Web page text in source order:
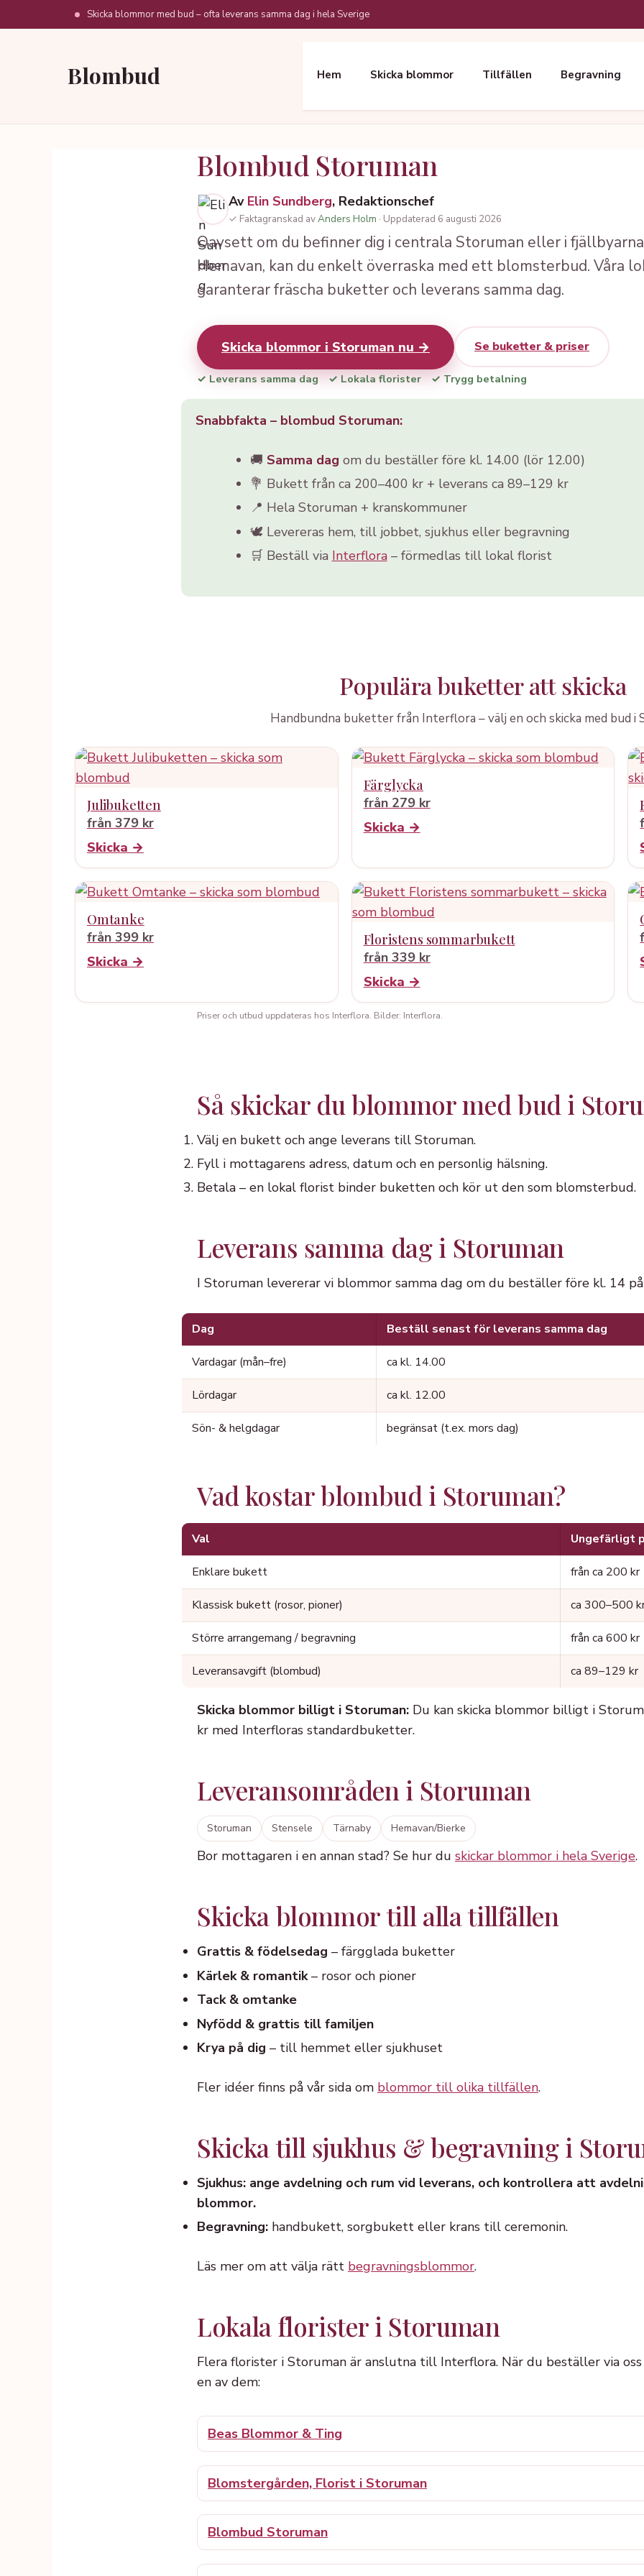
till
Skicka blommor med bud – ofta leverans samma dag i hela Sverige
Blombud Hem Skicka blommor Tillfällen Begravning
Blombud Storuman
Av Elin Sundberg, Redaktionschef
✓ Faktagranskad avAnders Holm · Uppdaterad 6 augusti 2026
Oavsett om du befinner dig i centrala Storuman eller i
Hemavan, kan du enkelt överraska med ett blomsterbud. Våra
garanterar fräscha buketter och leverans samma dag.
Skicka blommor i Storuman nu → Se buketter & priser
✓ Leverans samma dag ✓ Lokala florister ✓ Trygg betalning
Snabbfakta – blombud Storuman:
🚚 Samma dag om du beställer före kl. 14.00 (lör 12.00)
💐 Bukett från ca 200–400 kr + leverans ca 89–129 kr
📍 Hela Storuman + kranskommuner
🕊️ Levereras hem, till jobbet, sjukhus eller begravning
🛒 Beställ via Interflora– förmedlas till lokal florist
Populära buketter att skicka
Handbundna buketter från Interflora – välj en och skicka med bud i
Julibuketten
från 379 kr
Skicka →
Färglycka
från 279 kr
Skicka →
Omtanke
från 399 kr
Skicka →
Floristens sommarbukett
från 339 kr
Skicka →
Priser och utbud uppdateras hos Interflora. Bilder: Interflora.
Så skickar du blommor med bud i
Välj en bukett och ange leverans till Storuman.
Fyll i mottagarens adress, datum och en personlig hälsning.
Betala – en lokal florist binder buketten och kör ut den som blomsterbud.
Leverans samma dag i Storuman
I Storuman levererar vi blommor samma dag om du beställer före kl. 14
Dag Beställ senast för leverans samma dag
Vardagar (mån–fre) ca kl. 14.00
Lördagar ca kl. 12.00
Sön- & helgdagar begränsat (t.ex. mors dag)
Vad kostar blombud i Storuman?
Val Ungefärligt
Enklare bukett från ca 200 kr
Klassisk bukett (rosor, pioner) ca 300–500
Större arrangemang / begravning från ca 600 kr
Leveransavgift (blombud) ca 89–129 kr
Skicka blommor billigt i Storuman: Du kan skicka blommor billigt i
kr med Interfloras standardbuketter.
Leveransområden i Storuman
Storuman Stensele Tärnaby Hemavan/Bierke
Bor mottagaren i en annan stad? Se hur du skickar blommor i hela Sverige.
Skicka blommor till alla tillfällen
Grattis & födelsedag – färgglada buketter
Kärlek & romantik– rosor och pioner
Tack & omtanke
Nyfödd & grattis till familjen
Krya på dig – till hemmet eller sjukhuset
Fler idéer finns på vår sida om blommor till olika tillfällen.
Skicka till sjukhus & begravning i
Sjukhus: ange avdelning och rum vid leverans, och kontrollera att
blommor.
Begravning: handbukett, sorgbukett eller krans till ceremonin.
Läs mer om att välja rätt begravningsblommor.
Lokala florister i Storuman
Flera florister i Storuman är anslutna till Interflora. När du beställer via
en av dem:
Beas Blommor & Ting
Blomstergården, Florist i Storuman
Blombud Storuman